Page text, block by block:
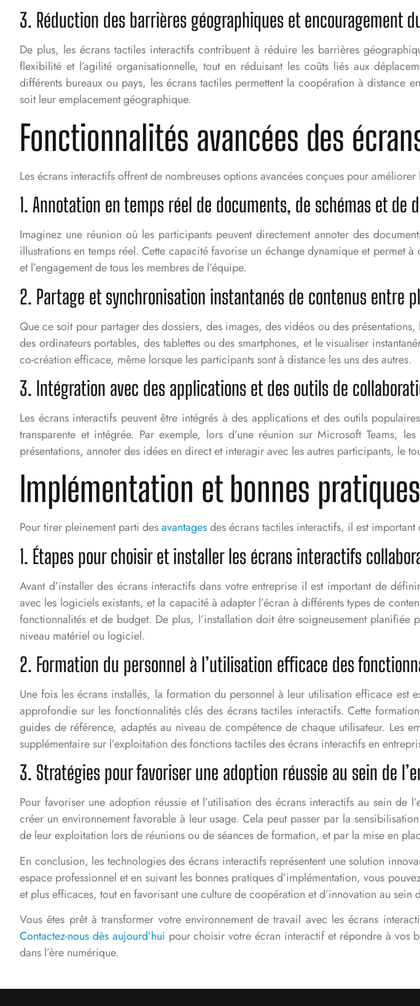
3. Réduction des barrières géographiques et encouragement
De plus, les écrans tactiles interactifs contribuent à réduire les barrières
flexibilité et l’agilité organisationnelle, tout en réduisant les coûts liés aux
différents bureaux ou pays, les écrans tactiles permettent la coopération à distance
soit leur emplacement géographique.
Fonctionnalités avancées des
Les écrans interactifs offrent de nombreuses options avancées conçues pour
1. Annotation en temps réel de documents, de schémas et de
Imaginez une réunion où les participants peuvent directement annoter des
illustrations en temps réel. Cette capacité favorise un échange dynamique et
et l’engagement de tous les membres de l’équipe.
2. Partage et synchronisation instantanés de contenus entre
Que ce soit pour partager des dossiers, des images, des vidéos ou des
des ordinateurs portables, des tablettes ou des smartphones, et le visualiser
co-création efficace, même lorsque les participants sont à distance les uns des autres.
3. Intégration avec des applications et des outils de
Les écrans interactifs peuvent être intégrés à des applications et des outils
transparente et intégrée. Par exemple, lors d’une réunion sur Microsoft Teams,
présentations, annoter des idées en direct et interagir avec les autres participants, le
Implémentation et bonnes
Pour tirer pleinement parti desavantagesdes écrans tactiles interactifs, il est important
1. Étapes pour choisir et installer les écrans interactifs
Avant d’installer des écrans interactifs dans votre entreprise il est important de
avec les logiciels existants, et la capacité à adapter l’écran à différents types de
fonctionnalités et de budget. De plus, l’installation doit être soigneusement
niveau matériel ou logiciel.
2. Formation du personnel à l’utilisation efficace des
Une fois les écrans installés, la formation du personnel à leur utilisation efficace
approfondie sur les fonctionnalités clés des écrans tactiles interactifs. Cette
guides de référence, adaptés au niveau de compétence de chaque utilisateur. Les
supplémentaire sur l’exploitation des fonctions tactiles des écrans interactifs en
3. Stratégies pour favoriser une adoption réussie au sein de
Pour favoriser une adoption réussie et l’utilisation des écrans interactifs au sein de
créer un environnement favorable à leur usage. Cela peut passer par la
de leur exploitation lors de réunions ou de séances de formation, et par la mise en
En conclusion, les technologies des écrans interactifs représentent une solution
espace professionnel et en suivant les bonnes pratiques d’implémentation, vous
et plus efficaces, tout en favorisant une culture de coopération et d’innovation au sein
Vous êtes prêt à transformer votre environnement de travail avec les écrans
Contactez-nous dès aujourd’hui pour choisir votre écran interactif et répondre à vos
dans l’ère numérique.